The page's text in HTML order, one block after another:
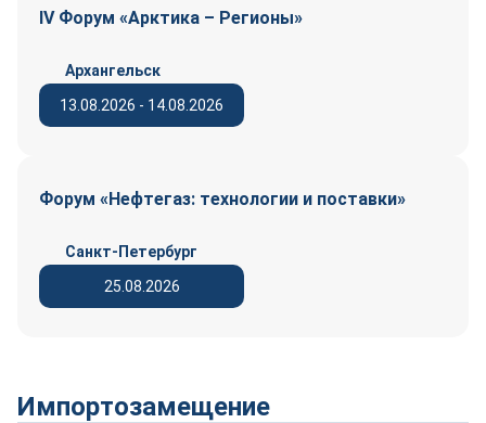
IV Форум «Арктика – Регионы»
13.08.2026 - 14.08.2026
Архангельск
Форум «Нефтегаз: технологии и поставки»
25.08.2026
Санкт-Петербург
Импортозамещение